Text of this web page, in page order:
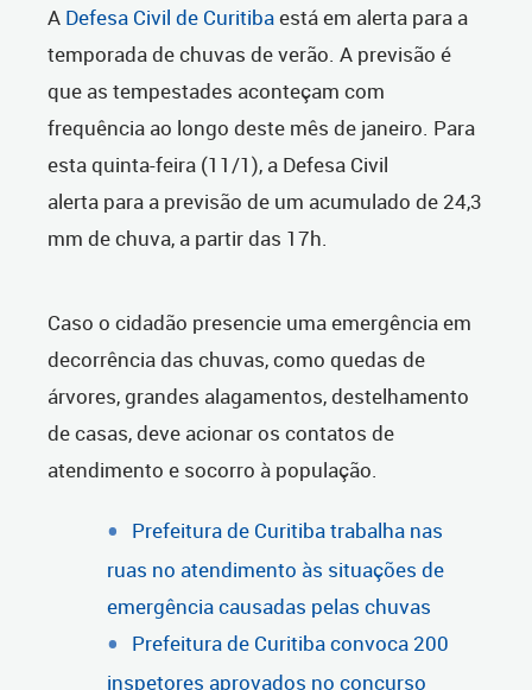
A Defesa Civil de Curitibaestá em alerta para a
temporada de chuvas de verão. A previsão é
que as tempestades aconteçam com
frequência ao longo deste mês de janeiro. Para
esta quinta-feira (11/1), a Defesa Civil
alerta para a previsão de um acumulado de 24,3
mm de chuva, a partir das 17h.
Caso o cidadão presencie uma emergência em
decorrência das chuvas, como quedas de
árvores, grandes alagamentos, destelhamento
de casas, deve acionar os contatos de
atendimento e socorro à população.
Prefeitura de Curitiba trabalha nas
ruas no atendimento às situações de
emergência causadas pelas chuvas
Prefeitura de Curitiba convoca 200
inspetores aprovados no concurso